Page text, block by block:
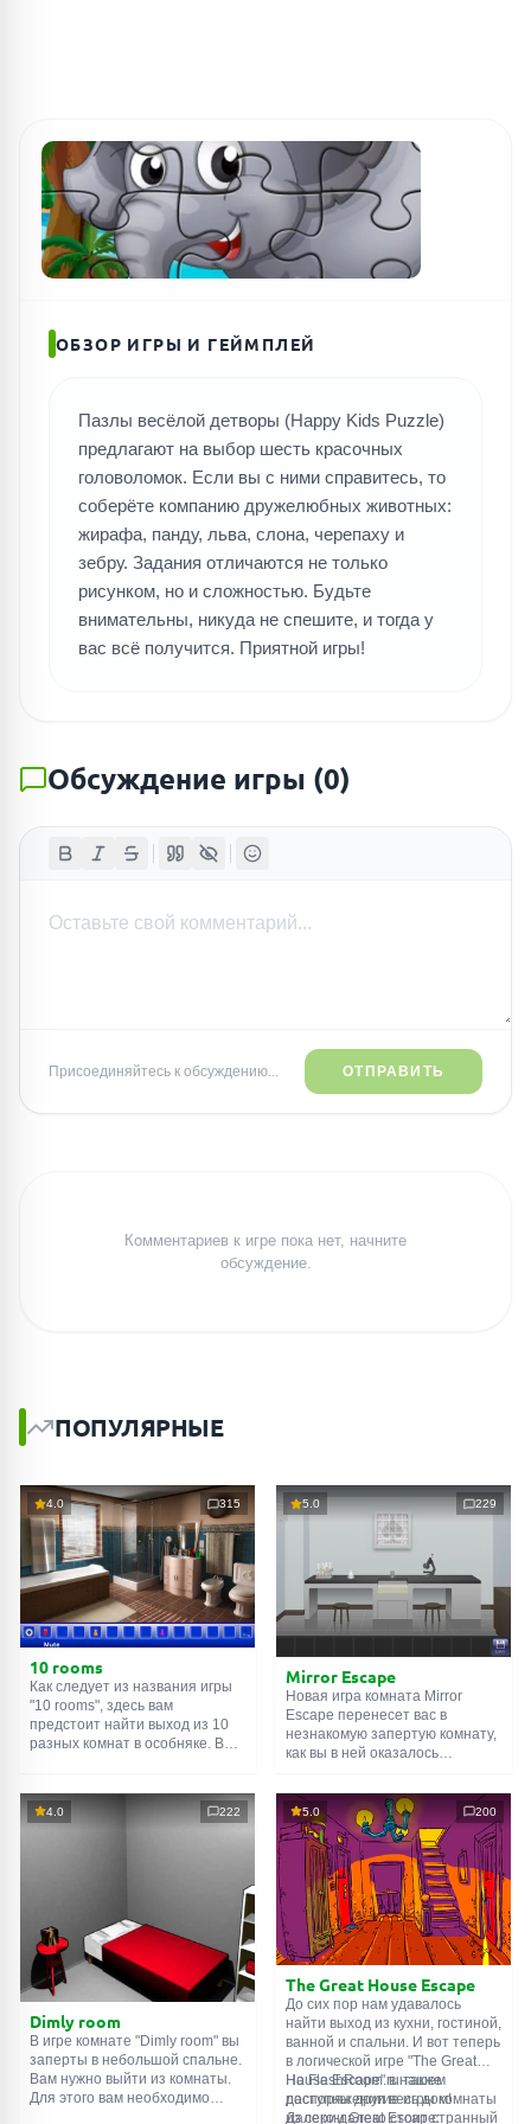
ОБЗОР ИГРЫ И ГЕЙМПЛЕЙ
Пазлы весёлой детворы (Happy Kids Puzzle)
предлагают на выбор шесть красочных
головоломок. Если вы с ними справитесь, то
соберёте компанию дружелюбных животных:
жирафа, панду, льва, слона, черепаху и
зебру. Задания отличаются не только
рисунком, но и сложностью. Будьте
внимательны, никуда не спешите, и тогда у
вас всё получится. Приятной игры!
Обсуждение игры (0)
Присоединяйтесь к обсуждению... ОТПРАВИТЬ
Комментариев к игре пока нет, начните
обсуждение.
ПОПУЛЯРНЫЕ
4.0 315
10 rooms
Как следует из названия игры
"10 rooms", здесь вам
предстоит найти выход из 10
разных комнат в особняке. В
их, чтобы выйти. Выход из
одной комнаты является
5.0 229
Mirror Escape
Новая игра комната Mirror
Escape перенесет вас в
незнакомую запертую комнату,
как вы в ней оказалось
смекалки попробуйте решить
все, приготовленные авторами
для вас, головоломки и найти
выход на свободу.
Внимательно осмотрите
помещение, возможно вы
сможете найти какие-нибудь
подсказки. Желаем удачи!
4.0 222
Dimly room
В игре комнате "Dimly room" вы
заперты в небольшой спальне.
Вам нужно выйти из комнаты.
Для этого вам необходимо
5.0 200
The Great House Escape
До сих пор нам удавалось
найти выход из кухни, гостиной,
ванной и спальни. И вот теперь
в логической игре "The Great
House Escape" в нашем
распоряжении весь дом!
Далеко-далеко стоит странный
На FlashRoom.ru также
доступны другие игры комнаты
из серии Great Escape: